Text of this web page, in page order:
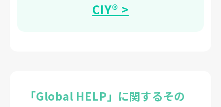
CIY® >
「Global HELP」に関するその